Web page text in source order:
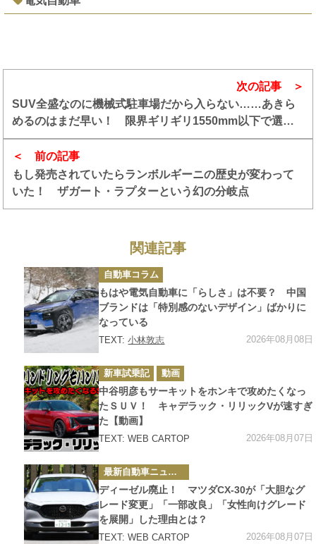
前の記事
もし発売されていたらランボルギーニの歴史が変わって
いた！ ザガート・ラプターという幻の分岐点
次の記事
SUV全盛なのに機械式駐車場だから入らない……あきら
めるのはまだ早い！ 限界ギリギリ1550mm以下で選べ
るクロスオーバーSUVを探したらけっこうあるぞ!!
関連記事
カ
テ
ゴ
リ
ー
自動車コラム
もはや電気自動車に「らしさ」は不要？ 中国
ブランドは「特別感のないデザイン」ばかりに
なっている
TEXT:小林敦志 2026年08月08日
カ
テ
ゴ
リ
ー
新車試乗記 動画
中谷明彦もサーキットをホンキで攻めたくなっ
たＳＵＶ！ キャデラック・リリックVが速すぎ
た【動画】
TEXT: WEB CARTOP 2026年08月07日
カ
テ
ゴ
リ
ー
最新自動車ニュース
ディーゼル廃止！ マツダCX-30が「大胆なグ
レード変更」「一部改良」「女性向けグレード
を展開」した理由とは？
TEXT: WEB CARTOP 2026年08月07日